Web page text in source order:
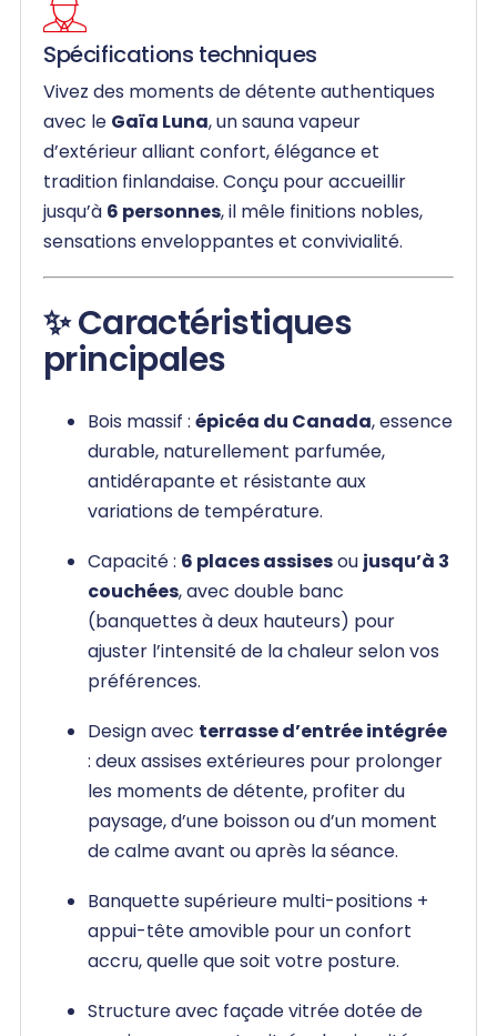
Spécifications techniques
Vivez des moments de détente authentiques
avec le Gaïa Luna, un sauna vapeur
d’extérieur alliant confort, élégance et
tradition finlandaise. Conçu pour accueillir
jusqu’à 6 personnes, il mêle finitions nobles,
sensations enveloppantes et convivialité.
✨ Caractéristiques
principales
Bois massif : épicéa du Canada, essence
durable, naturellement parfumée,
antidérapante et résistante aux
variations de température.
Capacité : 6 places assisesou jusqu’à 3
couchées, avec double banc
(banquettes à deux hauteurs) pour
ajuster l’intensité de la chaleur selon vos
préférences.
Design avec terrasse d’entrée intégrée
: deux assises extérieures pour prolonger
les moments de détente, profiter du
paysage, d’une boisson ou d’un moment
de calme avant ou après la séance.
Banquette supérieure multi-positions +
appui-tête amovible pour un confort
accru, quelle que soit votre posture.
Structure avec façade vitrée dotée de